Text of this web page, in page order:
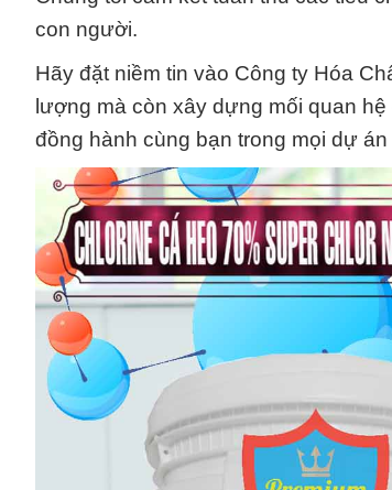
con người.
Hãy đặt niềm tin vào Công ty Hóa
lượng mà còn xây dựng mối quan
đồng hành cùng bạn trong mọi dự